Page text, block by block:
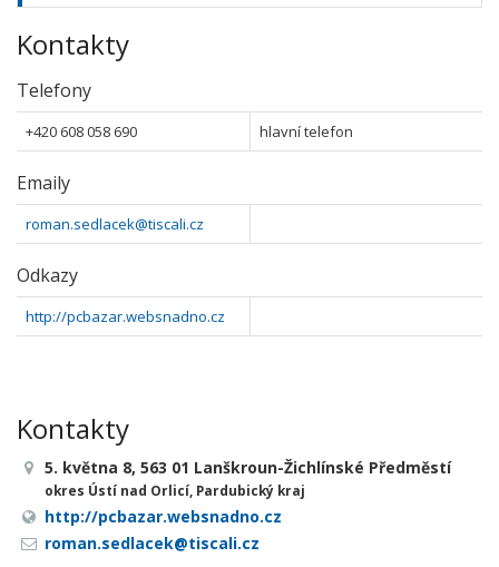
Kontakty
Telefony
+420 608 058 690 hlavní telefon
Emaily
roman.sedlacek@tiscali.cz
Odkazy
http://pcbazar.websnadno.cz
Kontakty
5. května 8, 563 01 Lanškroun-Žichlínské Předměstí
okres Ústí nad Orlicí, Pardubický kraj
http://pcbazar.websnadno.cz
roman.sedlacek@tiscali.cz